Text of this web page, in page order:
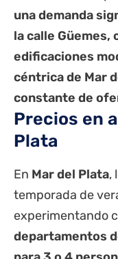
una demanda
la calle
edificaciones
céntrica de Mar
constante de
Precios en
Plata
En Mar del Plata,
temporada de
experimentando
departamentos